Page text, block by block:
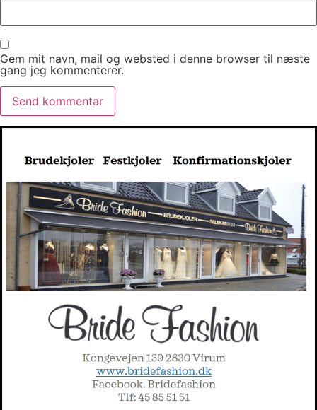
Gem mit navn, mail og websted i denne browser til næste
gang jeg kommenterer.